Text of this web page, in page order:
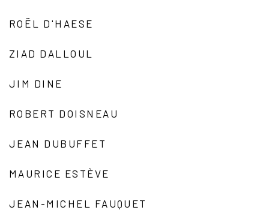
ROËL D'HAESE
ZIAD DALLOUL
JIM DINE
ROBERT DOISNEAU
JEAN DUBUFFET
MAURICE ESTÈVE
JEAN-MICHEL FAUQUET